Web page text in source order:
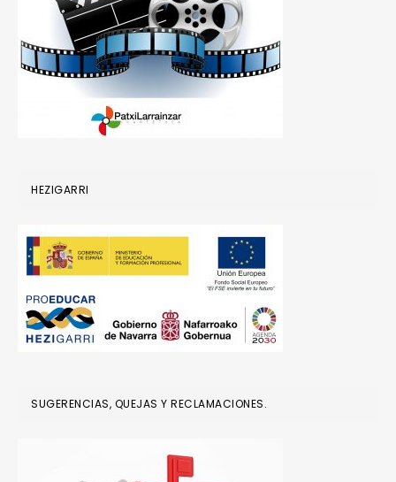
HEZIGARRI
SUGERENCIAS, QUEJAS Y RECLAMACIONES.